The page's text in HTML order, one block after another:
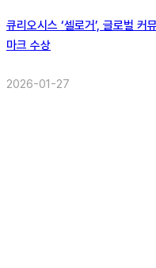
큐리오시스 ‘셀로거’, 글로벌
마크 수상
2026-01-27